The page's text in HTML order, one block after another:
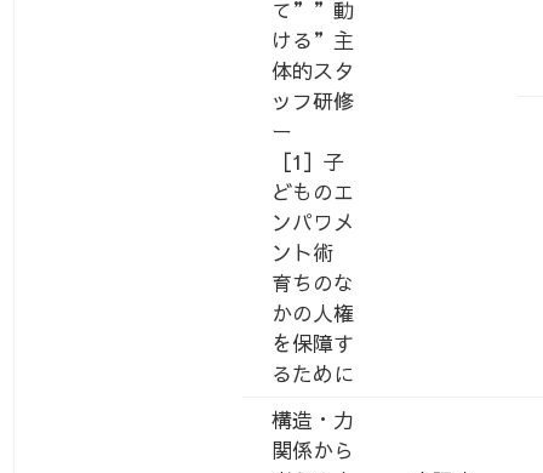
て””動
ける”主
体的スタ
ッフ研修
ー
［1］子
どものエ
ンパワメ
ント術
育ちのな
かの人権
を保障す
るために
構造・力
関係から